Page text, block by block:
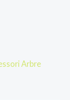
Arbre